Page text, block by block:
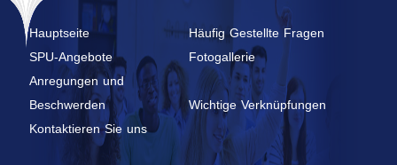
Hauptseite
Häufig Gestellte Fragen
SPU-Angebote
Fotogallerie
Anregungen und
Beschwerden
Wichtige Verknüpfungen
Kontaktieren Sie uns